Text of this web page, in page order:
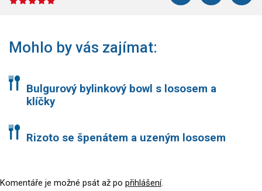
Mohlo by vás zajímat:
Bulgurový bylinkový bowl s lososem a
klíčky
Rizoto se špenátem a uzeným lososem
Komentáře je možné psát až po přihlášení.